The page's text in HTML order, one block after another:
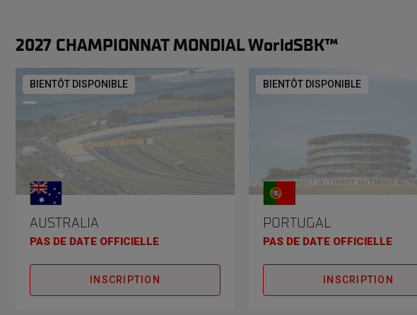
2027 CHAMPIONNAT MONDIAL WorldSBK™
BIENTÔT DISPONIBLE
AUSTRALIA
PAS DE DATE OFFICIELLE
INSCRIPTION
BIENTÔT DISPONIBLE
PORTUGAL
PAS DE DATE OFFICIELLE
INSCRIPTION